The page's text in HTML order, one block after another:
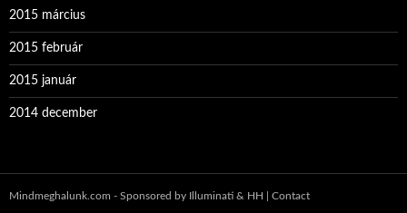
2015 március
2015 február
2015 január
2014 december
Mindmeghalunk.com - Sponsored by Illuminati & HH | Contact